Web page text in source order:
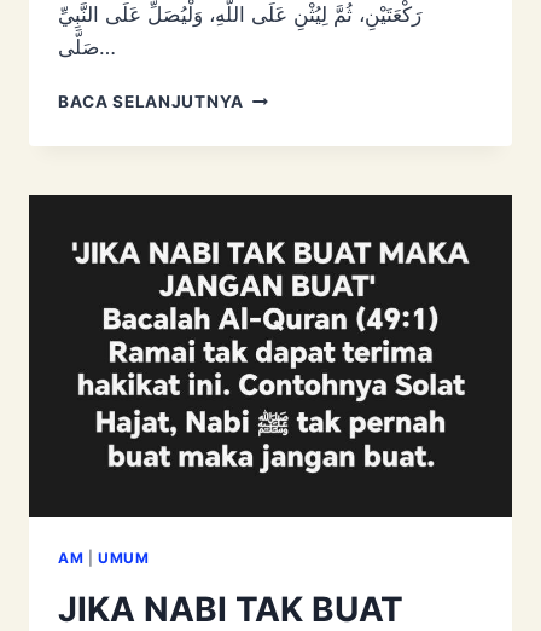
رَكْعَتَيْنِ، ثُمَّ لِيُثْنِ عَلَى اللَّهِ، وَلْيُصَلِّ عَلَى النَّبِيِّ
صَلَّى…
BACA SELANJUTNYA HUKUM
HAJAT’
AM UMUM
JIKA NABI TAK BUAT